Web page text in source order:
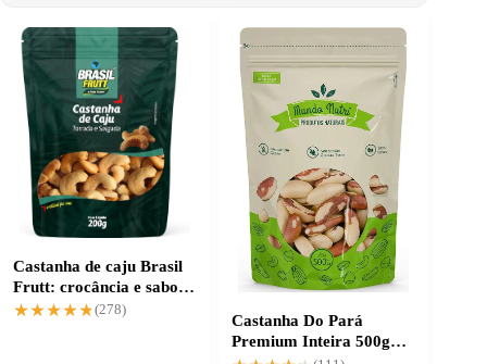
Castanha de caju Brasil
Frutt: crocância e sabor
irresistível
★★★★★
★★★★★ (278)
Castanha Do Pará
Premium Inteira 500g